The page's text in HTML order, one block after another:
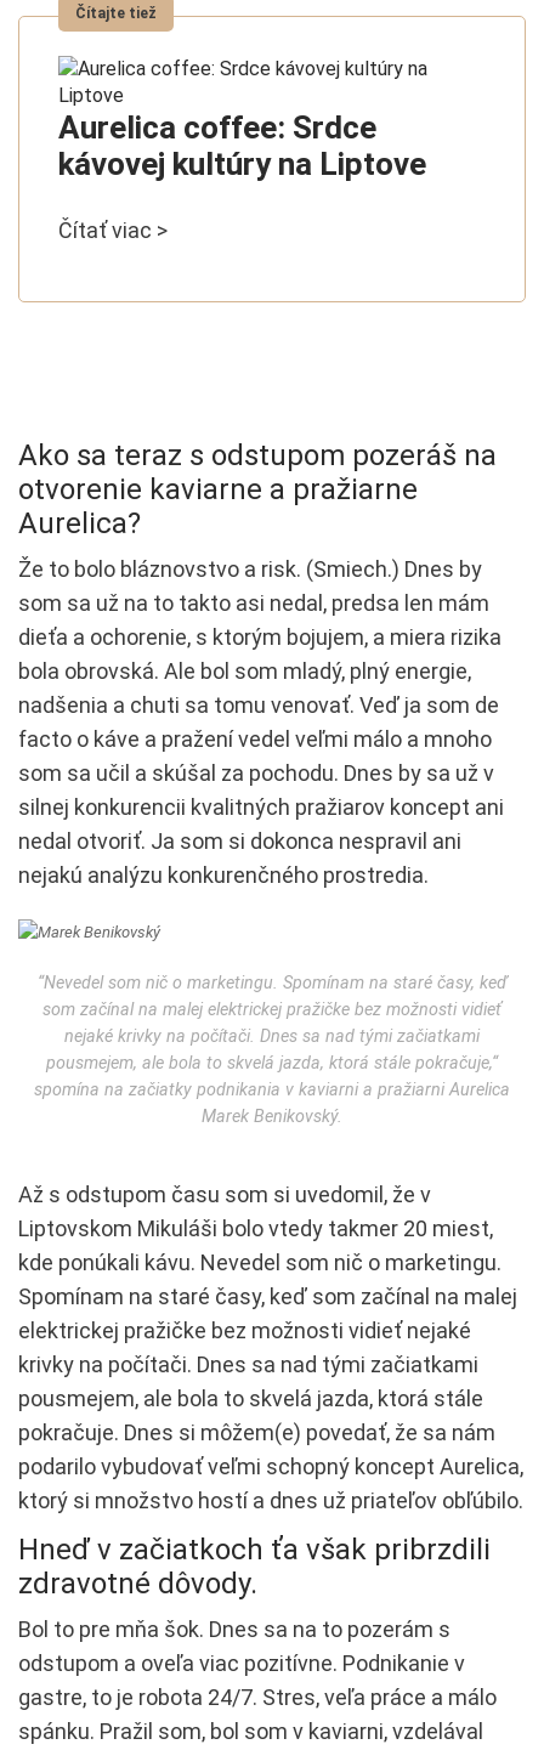
Aurelica coffee: Srdce
kávovej kultúry na Liptove
Čítať viac >
Ako sa teraz s odstupom pozeráš na
otvorenie kaviarne a pražiarne
Aurelica?
Že to bolo bláznovstvo a risk. (Smiech.) Dnes by
som sa už na to takto asi nedal, predsa len mám
dieťa a ochorenie, s ktorým bojujem, a miera rizika
bola obrovská. Ale bol som mladý, plný energie,
nadšenia a chuti sa tomu venovať. Veď ja som de
facto o káve a pražení vedel veľmi málo a mnoho
som sa učil a skúšal za pochodu. Dnes by sa už v
silnej konkurencii kvalitných pražiarov koncept ani
nedal otvoriť. Ja som si dokonca nespravil ani
nejakú analýzu konkurenčného prostredia.
“Nevedel som nič o marketingu. Spomínam na staré časy, keď
som začínal na malej elektrickej pražičke bez možnosti vidieť
nejaké krivky na počítači. Dnes sa nad tými začiatkami
pousmejem, ale bola to skvelá jazda, ktorá stále pokračuje,“
spomína na začiatky podnikania v kaviarni a pražiarni Aurelica
Marek Benikovský.
Až s odstupom času som si uvedomil, že v
Liptovskom Mikuláši bolo vtedy takmer 20 miest,
kde ponúkali kávu. Nevedel som nič o marketingu.
Spomínam na staré časy, keď som začínal na malej
elektrickej pražičke bez možnosti vidieť nejaké
krivky na počítači. Dnes sa nad tými začiatkami
pousmejem, ale bola to skvelá jazda, ktorá stále
pokračuje. Dnes si môžem(e) povedať, že sa nám
podarilo vybudovať veľmi schopný koncept Aurelica,
ktorý si množstvo hostí a dnes už priateľov obľúbilo.
Hneď v začiatkoch ťa však pribrzdili
zdravotné dôvody.
Bol to pre mňa šok. Dnes sa na to pozerám s
odstupom a oveľa viac pozitívne. Podnikanie v
gastre, to je robota 24/7. Stres, veľa práce a málo
spánku. Pražil som, bol som v kaviarni, vzdelával